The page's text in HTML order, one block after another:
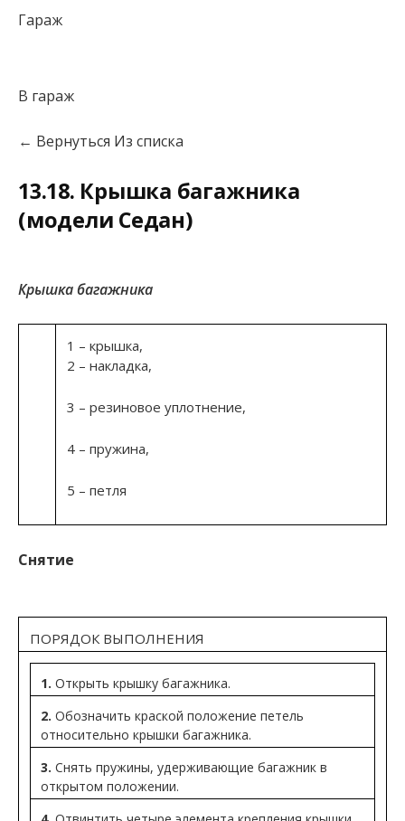
Гараж
В гараж
← Вернуться Из списка
13.18. Крышка багажника
(модели Седан)
Крышка багажника
1 – крышка,
2 – накладка,
3 – резиновое уплотнение,
4 – пружина,
5 – петля
Снятие
ПОРЯДОК ВЫПОЛНЕНИЯ
1. Открыть крышку багажника.
2. Обозначить краской положение петель
относительно крышки багажника.
3. Снять пружины, удерживающие багажник в
открытом положении.